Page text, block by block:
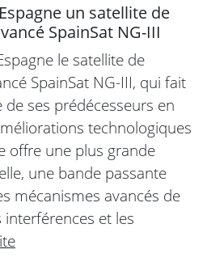
un satellite de
SpainSat NG-III
le satellite de
SpainSat NG-III, qui fait
de ses prédécesseurs en
technologiques
offre une plus grande
une bande passante
mécanismes avancés de
et les